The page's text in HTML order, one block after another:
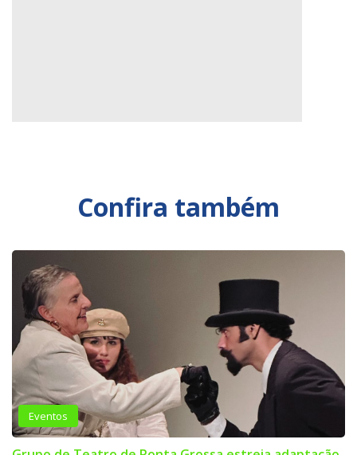
Confira também
Eventos